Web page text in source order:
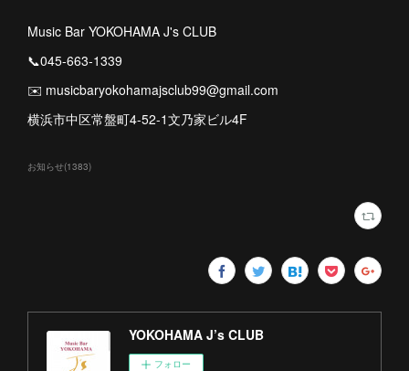
Music Bar YOKOHAMA J's CLUB
📞045-663-1339
✉️ musicbaryokohamajsclub99@gmail.com
横浜市中区常盤町4-52-1文乃家ビル4F
お知らせ(1383)
YOKOHAMA J’s CLUB
フォロー